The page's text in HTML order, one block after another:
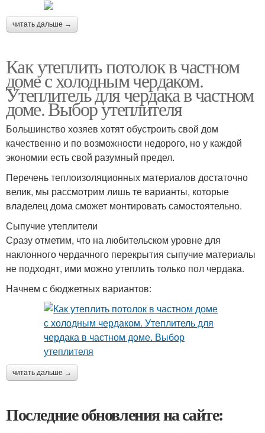
читать дальше →
Как утеплить потолок в частном
доме с холодным чердаком.
Утеплитель для чердака в частном
доме. Выбор утеплителя
Большинство хозяев хотят обустроить свой дом
качественно и по возможности недорого, но у каждой
экономии есть свой разумный предел.
Перечень теплоизоляционных материалов достаточно
велик, мы рассмотрим лишь те варианты, которые
владелец дома сможет монтировать самостоятельно.
Сыпучие утеплители
Сразу отметим, что на любительском уровне для
наклонного чердачного перекрытия сыпучие материалы
не подходят, ими можно утеплить только пол чердака.
Начнем с бюджетных вариантов:
читать дальше →
Последние обновления на сайте: